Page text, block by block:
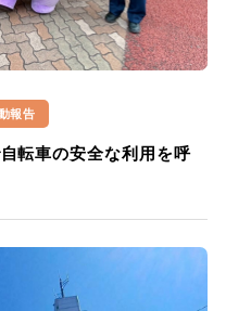
報告
転車の安全な利用を呼